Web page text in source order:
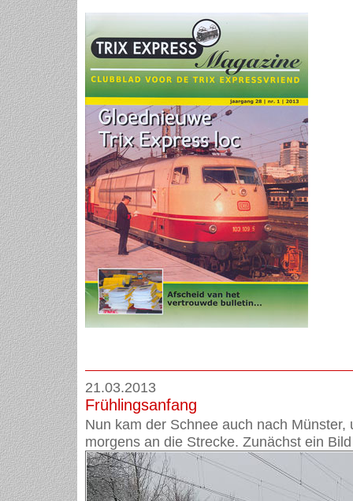
21.03.2013
Frühlingsanfang
Nun kam der Schnee auch nach Münster,
morgens an die Strecke. Zunächst ein